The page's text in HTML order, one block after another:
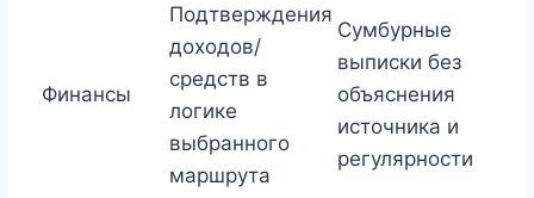
Финансы
Подтверждения
доходов/
средств в
логике
выбранного
маршрута
Сумбурные
выписки без
объяснения
источника и
регулярности